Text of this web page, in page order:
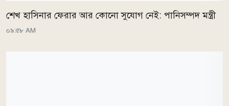
শেখ হাসিনার ফেরার আর কোনো সুযোগ নেই: পানিসম্পদ মন্ত্রী
০৯:৫৮ AM